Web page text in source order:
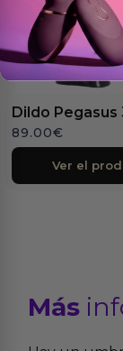
Dildo Pegasus
89.00€
Ver el
Más